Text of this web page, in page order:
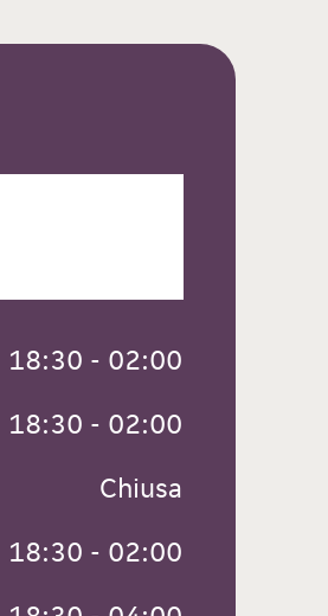
18:30 - 02:00
18:30 - 02:00
Chiusa
18:30 - 02:00